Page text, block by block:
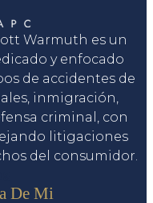
Warmuth es un
y enfocado
de accidentes de
inmigración,
criminal, con
litigaciones
del consumidor.
De Mi